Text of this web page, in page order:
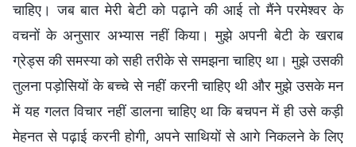
चाहिए। जब बात मेरी बेटी को पढ़ाने की आई तो मैंने परमेश्वर के
वचनों के अनुसार अभ्यास नहीं किया। मुझे अपनी बेटी के खराब
ग्रेड्स की समस्या को सही तरीके से समझना चाहिए था। मुझे उसकी
तुलना पड़ोसियों के बच्चे से नहीं करनी चाहिए थी और मुझे उसके मन
में यह गलत विचार नहीं डालना चाहिए था कि बचपन में ही उसे कड़ी
मेहनत से पढ़ाई करनी होगी, अपने साथियों से आगे निकलने के लिए